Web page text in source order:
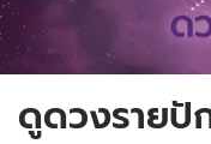
ดูดวงรายปั